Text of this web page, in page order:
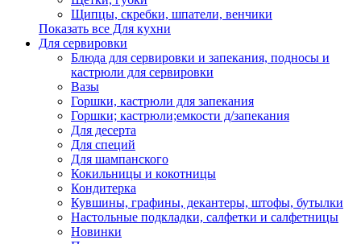
Щипцы, скребки, шпатели, венчики
Показать все Для кухни
Для сервировки
Блюда для сервировки и запекания, подносы и
кастрюли для сервировки
Вазы
Горшки, кастрюли для запекания
Горшки; кастрюли;емкости д/запекания
Для десерта
Для специй
Для шампанского
Кокильницы и кокотницы
Кондитерка
Кувшины, графины, декантеры, штофы, бутылки
Настольные подкладки, салфетки и салфетницы
Новинки